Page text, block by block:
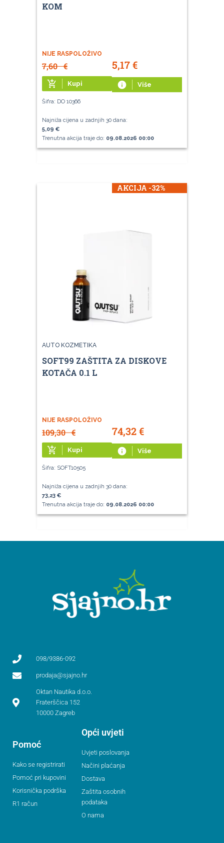
KOM
NIJE RASPOLOŽIVO
7,60€ 5,17€
add_shopping_cart Kupi info Više
Šifra: DO 10366
Najniža cijena u zadnjih 30 dana:
5,09 €
Trenutna akcija traje do: 09.08.2026 00:00
AKCIJA -32%
AUTO KOZMETIKA
SOFT99 ZAŠTITA ZA DISKOVE
KOTAČA 0.1 L
NIJE RASPOLOŽIVO
109,30€ 74,32€
add_shopping_cart Kupi info Više
Šifra: SOFT10505
Najniža cijena u zadnjih 30 dana:
73,23 €
Trenutna akcija traje do: 09.08.2026 00:00
098/9386-092
prodaja@sjajno.hr
Oktan Nautika d.o.o.
Fraterščica 152
10000 Zagreb
Pomoć
Kako se registrirati
Pomoć pri kupovini
Korisnička podrška
R1 račun
Opći uvjeti
Uvjeti poslovanja
Načini plaćanja
Dostava
Zaštita osobnih
podataka
O nama